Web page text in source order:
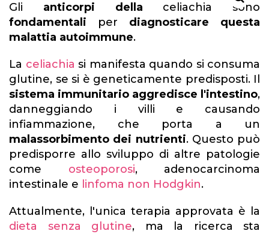
Gli anticorpi della celiachia sono
fondamentali per diagnosticare questa
malattia autoimmune.
La celiachia si manifesta quando si consuma
glutine, se si è geneticamente predisposti. Il
sistema immunitario aggredisce l'intestino,
danneggiando i villi e causando
infiammazione, che porta a un
malassorbimento dei nutrienti. Questo può
predisporre allo sviluppo di altre patologie
come osteoporosi, adenocarcinoma
intestinale e linfoma non Hodgkin.
Attualmente, l'unica terapia approvata è la
dieta senza glutine, ma la ricerca sta